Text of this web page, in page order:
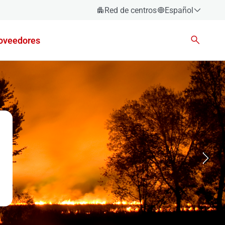
Red de centros
Español
Euskara
Valencià
English